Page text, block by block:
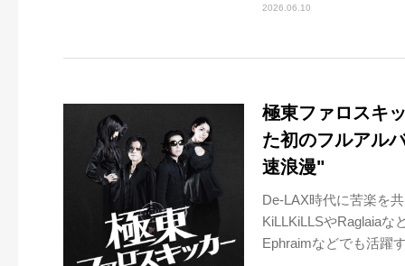
2026.06.10
極東ファロスキ
た初のフルアル
速浪漫"
De-LAX時代に苦楽を
KiLLKiLLSやRaglaiaな
Ephraimなどでも活躍